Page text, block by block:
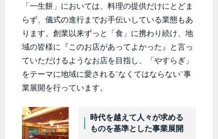
「一生餅」においては、料理の提供だけにとどま
らず、儀式の進行までお手伝いしている業態もあ
ります。創業以来ずっと「食」に携わり続け、地
域の皆様に『このお店があってよかった』と言っ
ていただけるようなお店を目指し、「やすらぎ」
をテーマに地域に愛される”なくてはならない”事
業展開を行っています。
時代を越えて人々が求める
ものを基準とした事業展開